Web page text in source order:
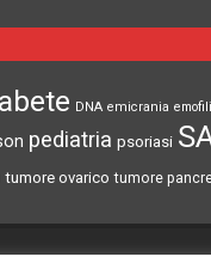
DNA emicrania
pediatria psoriasi
tumore ovarico tumore